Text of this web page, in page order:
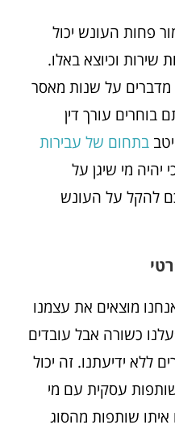
פחות העונש יכול
וכיוצא באלו.
מדברים על שנות מאסר
בוחרים עורך דין
בתחום של עבירות
יהיה מי שיגן על
להקל על העונש
מוצאים את עצמנו
כשורה אבל עובדים
ללא ידיעתנו. זה יכול
עסקית עם מי
שותפות מהסוג